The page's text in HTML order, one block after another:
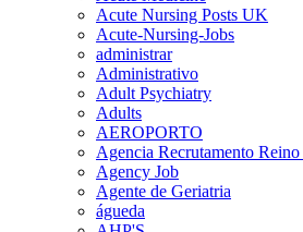
Acute Nursing Posts UK
Acute-Nursing-Jobs
administrar
Administrativo
Adult Psychiatry
Adults
AEROPORTO
Agencia Recrutamento
Agency Job
Agente de Geriatria
águeda